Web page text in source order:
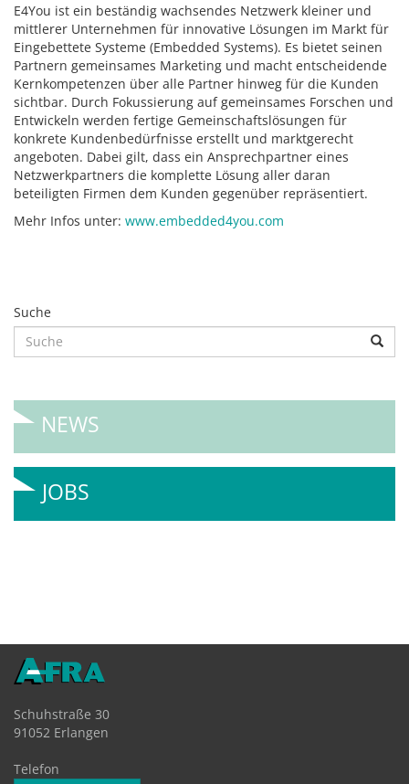
E4You ist ein beständig wachsendes Netzwerk kleiner und
mittlerer Unternehmen für innovative Lösungen im Markt für
Eingebettete Systeme (Embedded Systems). Es bietet seinen
Partnern gemeinsames Marketing und macht entscheidende
Kernkompetenzen über alle Partner hinweg für die Kunden
sichtbar. Durch Fokussierung auf gemeinsames Forschen und
Entwickeln werden fertige Gemeinschaftslösungen für
konkrete Kundenbedürfnisse erstellt und marktgerecht
angeboten. Dabei gilt, dass ein Ansprechpartner eines
Netzwerkpartners die komplette Lösung aller daran
beteiligten Firmen dem Kunden gegenüber repräsentiert.
Mehr Infos unter: www.embedded4you.com
Suche
NEWS
JOBS
Schuhstraße 30
91052 Erlangen
Telefon